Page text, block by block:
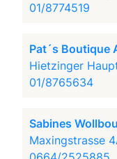
01/8774519
Pat´s Boutique
Hietzinger
01/8765634
Sabines
Maxingstrasse